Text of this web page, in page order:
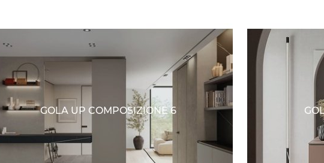
GOLA UP COMPOSIZIONE 6